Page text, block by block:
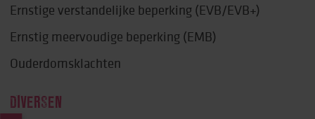
Ernstige verstandelijke beperking (EVB/EVB+)
Ernstig meervoudige beperking (EMB)
Ouderdomsklachten
DIVERSEN